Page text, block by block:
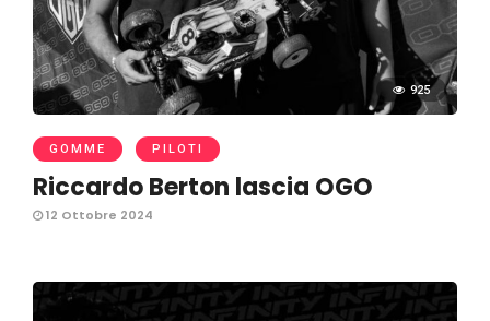
925
GOMME PILOTI
Riccardo Berton lascia OGO
12 Ottobre 2024